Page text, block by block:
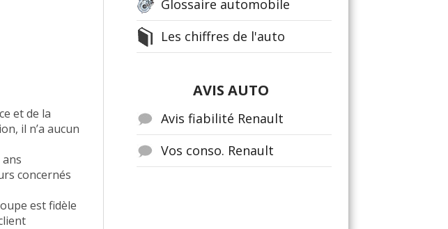
et de la
il n’a aucun
concernés
est fidèle
Glossaire automobile
Les chiffres de l'auto
AVIS AUTO
Avis fiabilité Renault
Vos conso. Renault